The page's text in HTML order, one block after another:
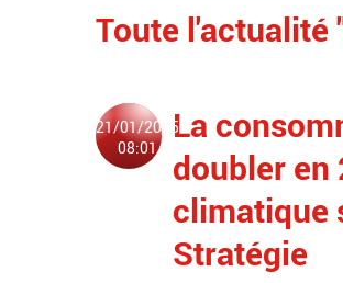
Toute
21/01/2025
08:01
La
doubler en
climatique
Stratégie